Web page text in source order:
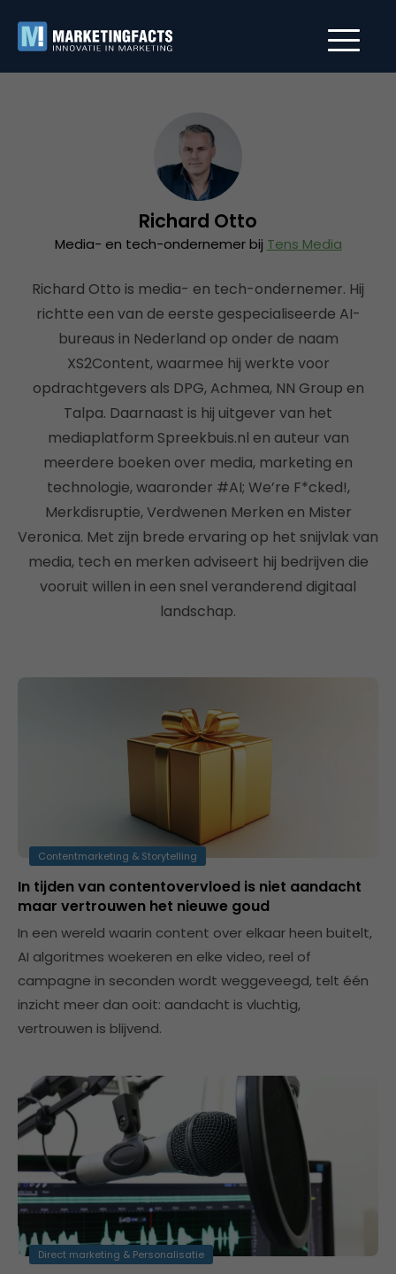
Richard Otto
Media- en tech-ondernemer bij Tens Media
Richard Otto is media- en tech-ondernemer. Hij
richtte een van de eerste gespecialiseerde AI-
bureaus in Nederland op onder de naam
XS2Content, waarmee hij werkte voor
opdrachtgevers als DPG, Achmea, NN Group en
Talpa. Daarnaast is hij uitgever van het
mediaplatform Spreekbuis.nl en auteur van
meerdere boeken over media, marketing en
technologie, waaronder #AI; We’re F*cked!,
Merkdisruptie, Verdwenen Merken en Mister
Veronica. Met zijn brede ervaring op het snijvlak van
media, tech en merken adviseert hij bedrijven die
vooruit willen in een snel veranderend digitaal
landschap.
Contentmarketing & Storytelling
In tijden van contentovervloed is niet aandacht
maar vertrouwen het nieuwe goud
In een wereld waarin content over elkaar heen buitelt,
AI algoritmes woekeren en elke video, reel of
campagne in seconden wordt weggeveegd, telt één
inzicht meer dan ooit: aandacht is vluchtig,
vertrouwen is blijvend.
Direct marketing & Personalisatie